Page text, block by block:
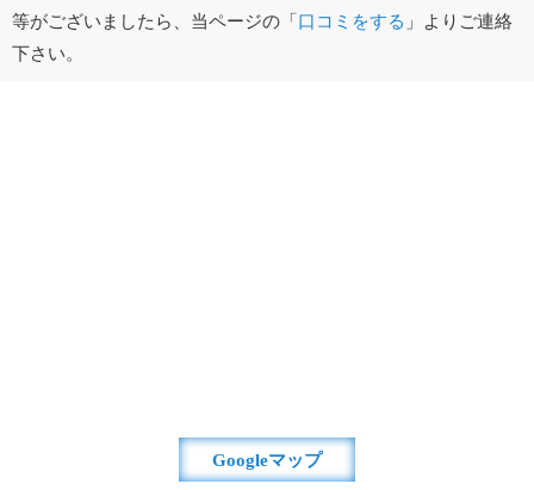
等がございましたら、当ページの「口コミをする 」よりご連絡
下さい。
Googleマップ